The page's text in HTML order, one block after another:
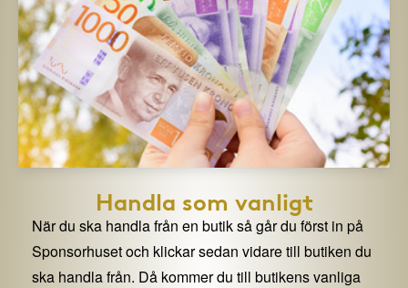
Handla som vanligt
När du ska handla från en butik så går du först in på
Sponsorhuset och klickar sedan vidare till butiken du
ska handla från. Då kommer du till butikens vanliga